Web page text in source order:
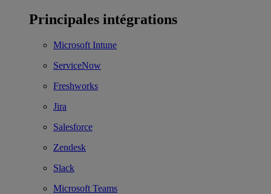
Principales intégrations
Microsoft Intune
ServiceNow
Freshworks
Jira
Salesforce
Zendesk
Slack
Microsoft Teams